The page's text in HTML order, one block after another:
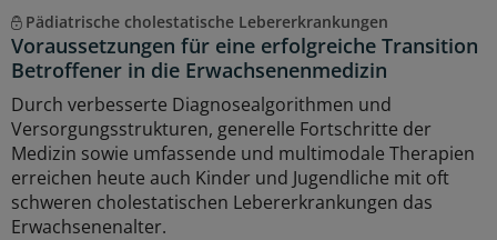
Pädiatrische cholestatische Lebererkrankungen
Voraussetzungen für eine erfolgreiche Transition
Betroffener in die Erwachsenenmedizin
Durch verbesserte Diagnosealgorithmen und
Versorgungsstrukturen, generelle Fortschritte der
Medizin sowie umfassende und multimodale Therapien
erreichen heute auch Kinder und Jugendliche mit oft
schweren cholestatischen Lebererkrankungen das
Erwachsenenalter.